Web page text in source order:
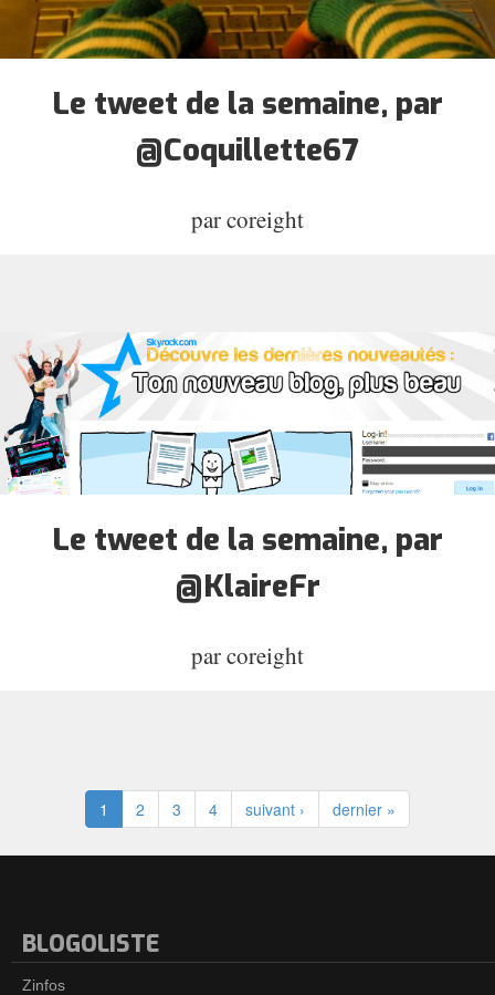
Le tweet de la semaine, par
@Coquillette67
parcoreight
Le tweet de la semaine, par
@KlaireFr
parcoreight
1 2 3 4 suivant › dernier »
BLOGOLISTE
Zinfos